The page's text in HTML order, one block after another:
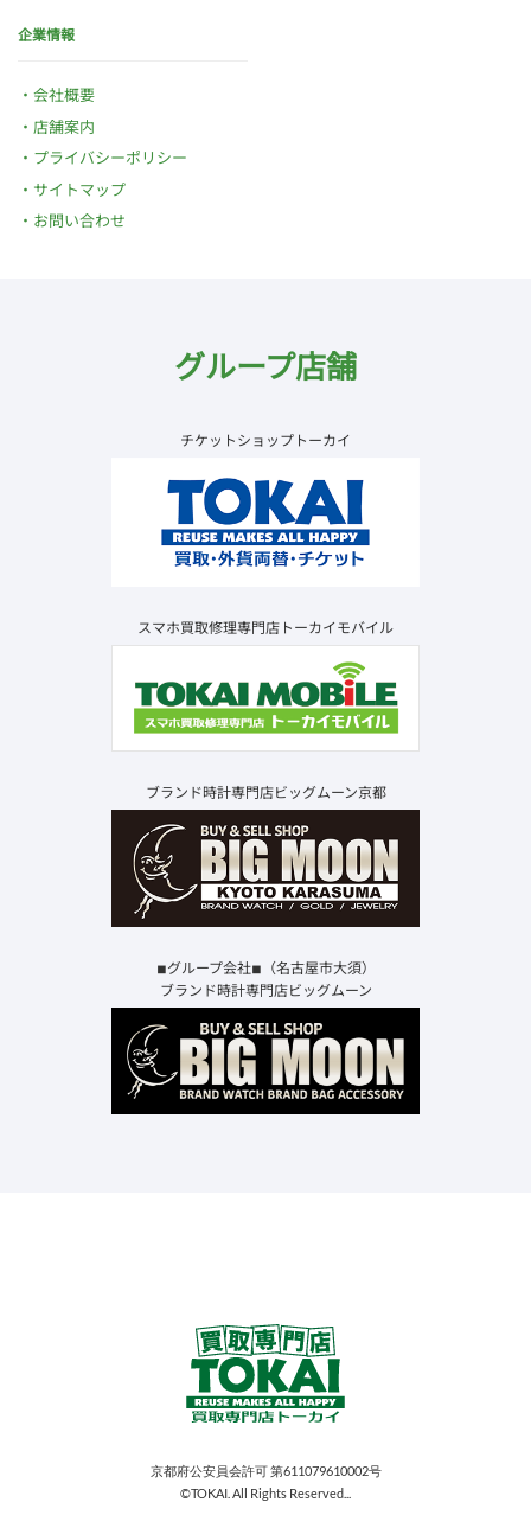
企業情報
会社概要
店舗案内
プライバシーポリシー
サイトマップ
お問い合わせ
グループ店舗
チケットショップトーカイ
スマホ買取修理専門店トーカイモバイル
ブランド時計専門店ビッグムーン京都
◾︎グループ会社◾︎（名古屋市大須）
ブランド時計専門店ビッグムーン
京都府公安員会許可 第611079610002号
©TOKAI. All Rights Reserved...